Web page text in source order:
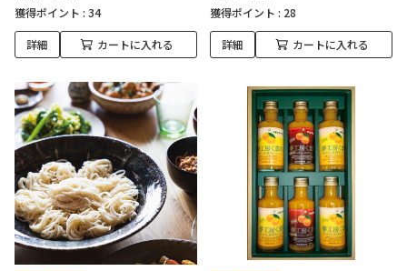
獲得ポイント : 34
詳細 カートに入れる
獲得ポイント : 28
詳細 カートに入れる